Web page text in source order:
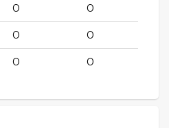
0 0
0 0
0 0